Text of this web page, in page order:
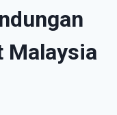
Malaysia